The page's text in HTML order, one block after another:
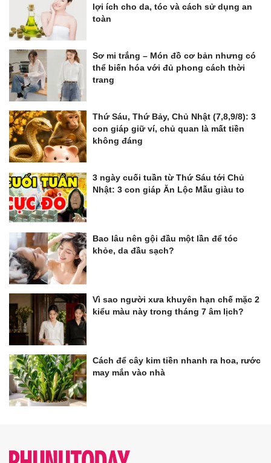
lợi ích cho da, tóc và cách sử dụng an
toàn
Sơ mi trắng – Món đồ cơ bản nhưng có
thể biến hóa với đủ phong cách thời
trang
Thứ Sáu, Thứ Bảy, Chủ Nhật (7,8,9/8): 3
con giáp giữ ví, chủ quan là mất tiền
không đáng
3 ngày cuối tuần từ Thứ Sáu tới Chủ
Nhật: 3 con giáp Ăn Lộc Mẫu giàu to
Bao lâu nên gội đầu một lần để tóc
khỏe, da đầu sạch?
Vì sao người xưa khuyên hạn chế mặc 2
kiểu màu này trong tháng 7 âm lịch?
Cách để cây kim tiền nhanh ra hoa, rước
may mắn vào nhà